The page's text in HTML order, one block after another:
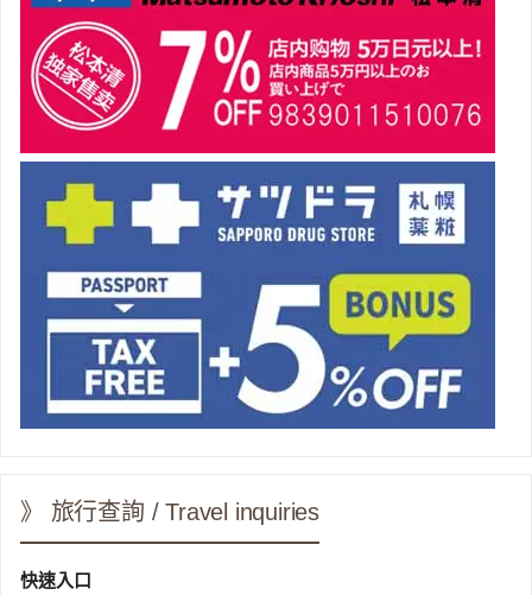
》 旅行查詢 / Travel inquiries
快速入口